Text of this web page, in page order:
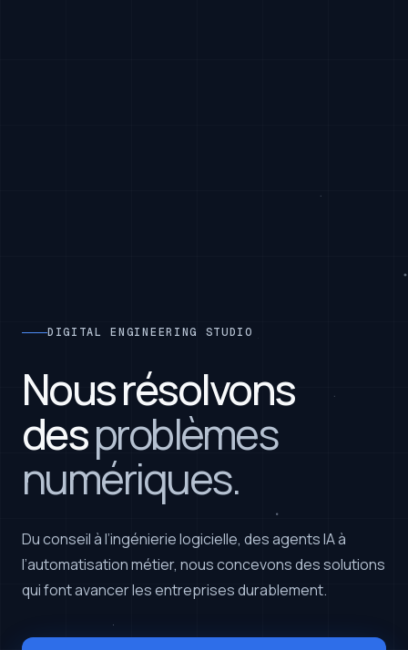
DIGITAL ENGINEERING STUDIO
Nous résolvons
desproblèmes
numériques.
Du conseil à l’ingénierie logicielle, des agents IA à
l’automatisation métier, nous concevons des solutions
qui font avancer les entreprises durablement.